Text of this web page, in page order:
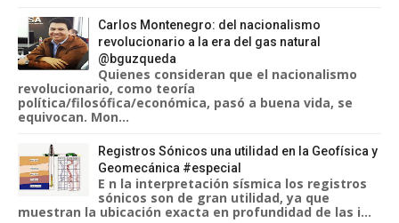
Carlos Montenegro: del nacionalismo
revolucionario a la era del gas natural
@bguzqueda
Quienes consideran que el nacionalismo
revolucionario, como teoría
política/filosófica/económica, pasó a buena vida, se
equivocan. Mon...
Registros Sónicos una utilidad en la Geofísica y
Geomecánica #especial
E n la interpretación sísmica los registros
sónicos son de gran utilidad, ya que
muestran la ubicación exacta en profundidad de las i...